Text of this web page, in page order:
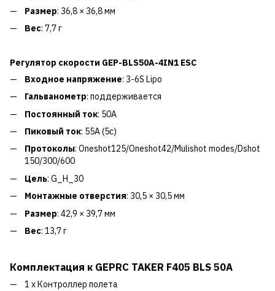
Размер: 36,8 × 36,8 мм
Вес: 7,7 г
Регулятор скорости GEP-BLS50A-4IN1 ESC
Входное напряжение: 3-6S Lipo
Гальванометр: поддерживается
Постоянный ток: 50A
Пиковый ток: 55A (5с)
Протоколы: Oneshot125/Oneshot42/Mulishot modes/Dshot
150/300/600
Цель: G_H_30
Монтажные отверстия: 30,5 × 30,5 мм
Размер: 42,9 × 39,7 мм
Вес: 13,7 г
Комплектация к GEPRC TAKER F405 BLS 50A
1 x Контроллер полета